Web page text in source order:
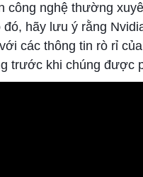
nghệ thường
hãy lưu ý rằng
các thông tin rò rỉ
trước khi chúng được